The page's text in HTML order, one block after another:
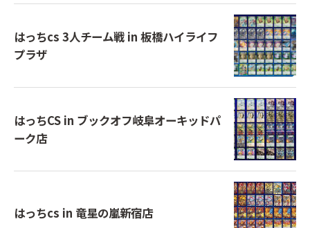
はっちcs 3人チーム戦 in 板橋ハイライフ
プラザ
はっちCS in ブックオフ岐阜オーキッドパ
ーク店
はっちcs in 竜星の嵐新宿店